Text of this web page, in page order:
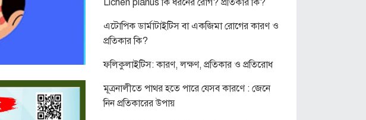
Lichen planus কি ধরনের রোগ? প্রতিকার কি?
এটোপিক ডার্মাটাইটিস বা একজিমা রোগের কারণ ও
প্রতিকার কি?
ফলিকুলাইটিস: কারণ, লক্ষণ, প্রতিকার ও প্রতিরোধ
মূত্রনালীতে পাথর হতে পারে যেসব কারণে : জেনে
নিন প্রতিকারের উপায়